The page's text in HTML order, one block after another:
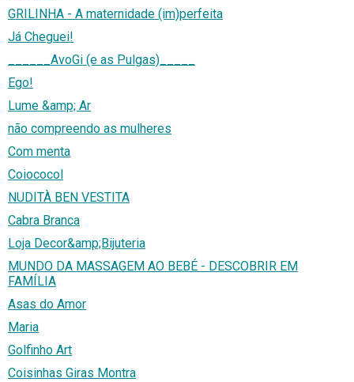
GRILINHA - A maternidade (im)perfeita
Já Cheguei!
______AvoGi (e as Pulgas)_____
Ego!
Lume &amp; Ar
não compreendo as mulheres
Com menta
Coiococol
NUDITÀ BEN VESTITA
Cabra Branca
Loja Decor&amp;Bijuteria
MUNDO DA MASSAGEM AO BEBÉ - DESCOBRIR EM
FAMÍLIA
Asas do Amor
Maria
Golfinho Art
Coisinhas Giras Montra